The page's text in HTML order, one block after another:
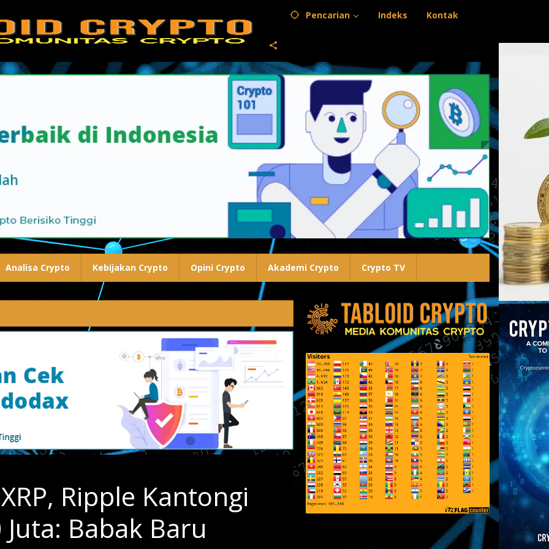
Pencarian Indeks Kontak
Analisa Crypto Kebijakan Crypto Opini Crypto Akademi Crypto Crypto TV
Ripple Kantongi
Babak Baru